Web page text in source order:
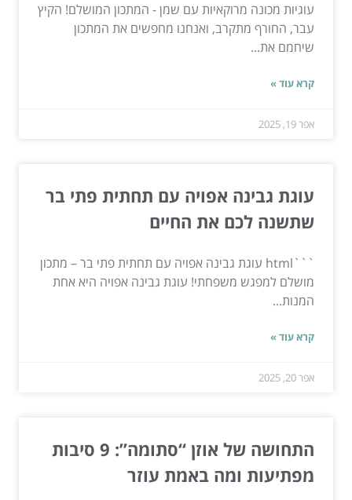
עוגיות מכונה מרוקאיות עם שמן - המתכון המושלם! הקיץ
עבר, החורף מתקרב, ואנחנו מחפשים את המתכון
שיחמם את...
קרא עוד »
אפר 19, 2025
עוגת גבינה אפויה עם תחתית פתי בר
שתשנה לכם את החיים
```html עוגת גבינה אפויה עם תחתית פתי בר – מתכון
מושלם למפגש משפחתי! עוגת גבינה אפויה היא אחת
המנות...
קרא עוד »
אפר 20, 2025
התחושה של אוזן “סתומה”: 9 סיבות
מפתיעות ומה באמת עוזר